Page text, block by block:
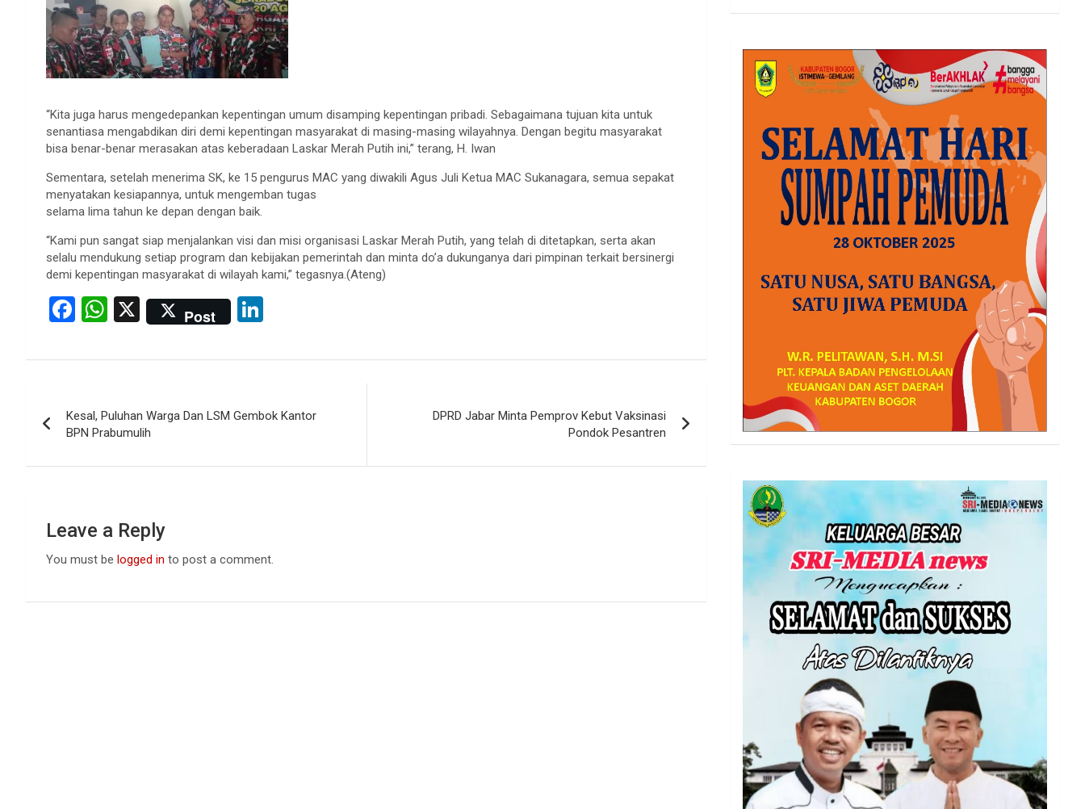
“Kita juga harus mengedepankan kepentingan umum disamping kepentingan pribadi. Sebagaimana tujuan kita untuk
senantiasa mengabdikan diri demi kepentingan masyarakat di masing-masing wilayahnya. Dengan begitu masyarakat
bisa benar-benar merasakan atas keberadaan Laskar Merah Putih ini,” terang, H. Iwan
Sementara, setelah menerima SK, ke 15 pengurus MAC yang diwakili Agus Juli Ketua MAC Sukanagara, semua sepakat
menyatakan kesiapannya, untuk mengemban tugas
selama lima tahun ke depan dengan baik.
“Kami pun sangat siap menjalankan visi dan misi organisasi Laskar Merah Putih, yang telah di ditetapkan, serta akan
selalu mendukung setiap program dan kebijakan pemerintah dan minta do’a dukunganya dari pimpinan terkait bersinergi
demi kepentingan masyarakat di wilayah kami,” tegasnya.(Ateng)
F
ce
o
o
k
W
at
A
p
p
X Post
ke
n
navigation
Kesal, Puluhan Warga Dan LSM Gembok Kantor
BPN Prabumulih
DPRD Jabar Minta Pemprov Kebut Vaksinasi
Pondok Pesantren
Leave a Reply
You must be logged in to post a comment.